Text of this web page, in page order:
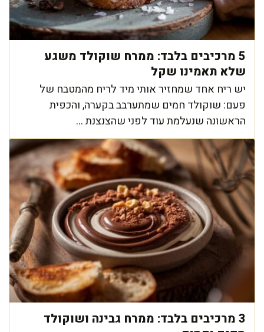
5 מרכיבים בלבד: ממרח שוקולד משגע
שלא תאמינו שקל
יש ריח אחד שמחזיר אותי מיד לריח מהמטבח של
פעם: שוקולד חמים שמתערבב בקערה, והכפית
הראשונה שנעלמת עוד לפני שהצנצנת ...
3 מרכיבים בלבד: ממרח גבינה ושוקולד